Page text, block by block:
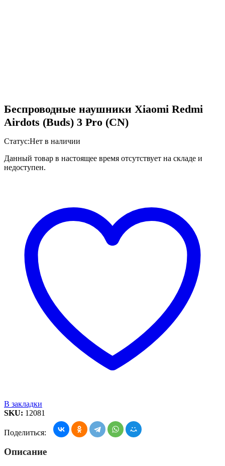
Беспроводные наушники Xiaomi Redmi
Airdots (Buds) 3 Pro (CN)
Статус:Нет в наличии
Данный товар в настоящее время отсутствует на складе и
недоступен.
В закладки
SKU: 12081
Поделиться:
Описание